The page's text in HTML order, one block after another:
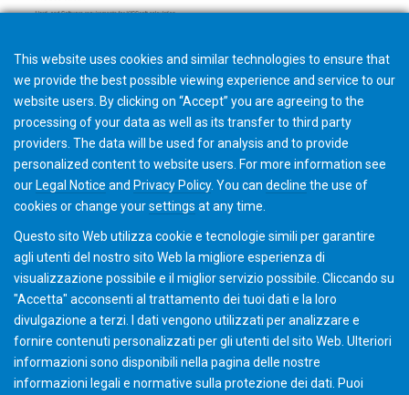
Hardware and Software Requirements
This website uses cookies and similar technologies to ensure that
we provide the best possible viewing experience and service to our
website users. By clicking on “Accept” you are agreeing to the
processing of your data as well as its transfer to third party
providers. The data will be used for analysis and to provide
personalized content to website users. For more information see
our Legal Notice and Privacy Policy. You can decline the use of
cookies or change yoursettings at any time.
Questo sito Web utilizza cookie e tecnologie simili per garantire
agli utenti del nostro sito Web la migliore esperienza di
visualizzazione possibile e il miglior servizio possibile. Cliccando su
"Accetta" acconsenti al ​​trattamento dei tuoi dati e la loro
divulgazione a terzi. I dati vengono utilizzati per analizzare e
fornire contenuti personalizzati per gli utenti del sito Web. Ulteriori
informazioni sono disponibili nella pagina delle nostre
informazioni legali e normative sulla protezione dei dati. Puoi